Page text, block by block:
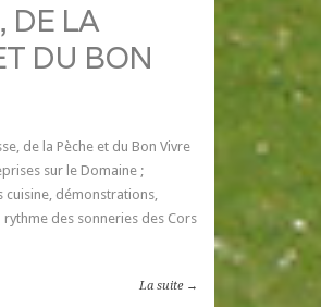
DE LA
DU BON
de la Pèche et du Bon Vivre
sur le Domaine ;
cuisine, démonstrations,
rythme des sonneries des Cors
La suite →